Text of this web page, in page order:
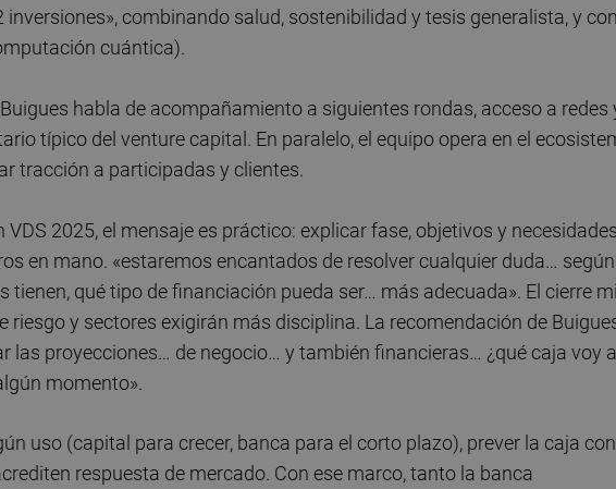
combinando salud, sostenibilidad y tesis generalista, y
cuántica).
habla de acompañamiento a siguientes rondas, acceso a redes
típico del venture capital. En paralelo, el equipo opera en el
tracción a participadas y clientes.
VDS 2025, el mensaje es práctico: explicar fase, objetivos y
en mano. «estaremos encantados de resolver cualquier duda…
tienen, qué tipo de financiación pueda ser… más adecuada». El cierre
riesgo y sectores exigirán más disciplina. La recomendación de
las proyecciones… de negocio… y también financieras… ¿qué caja voy a
momento».
uso (capital para crecer, banca para el corto plazo), prever la caja con
respuesta de mercado. Con ese marco, tanto la banca